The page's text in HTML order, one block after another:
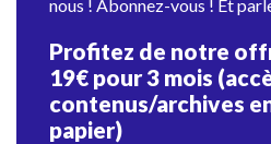
nous ! Abonnez-vous ! Et
Profitez de notre
19€ pour 3 mois
contenus/archives
papier)